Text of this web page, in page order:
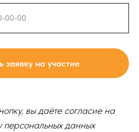
заявку на участие
вы даёте согласие на
персональных данных